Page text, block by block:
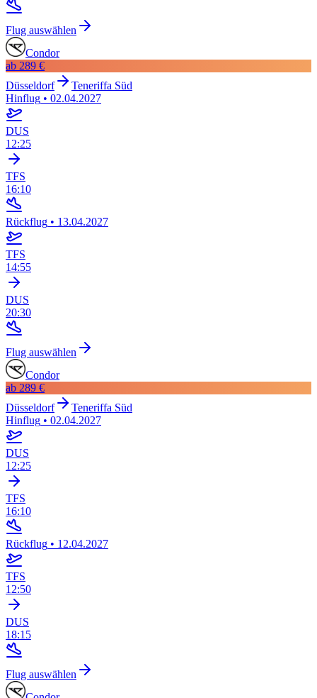
Flug auswählen
Condor
ab 289 €
Düsseldorf
Teneriffa Süd
Hinflug • 02.04.2027
DUS
12:25
TFS
16:10
Rückflug • 13.04.2027
TFS
14:55
DUS
20:30
Flug auswählen
Condor
ab 289 €
Düsseldorf
Teneriffa Süd
Hinflug • 02.04.2027
DUS
12:25
TFS
16:10
Rückflug • 12.04.2027
TFS
12:50
DUS
18:15
Flug auswählen